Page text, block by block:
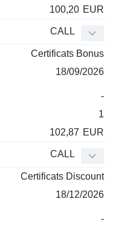
100,20 EUR
CALL
Certificats Bonus
18/09/2026
-
1
102,87 EUR
CALL
Certificats Discount
18/12/2026
-